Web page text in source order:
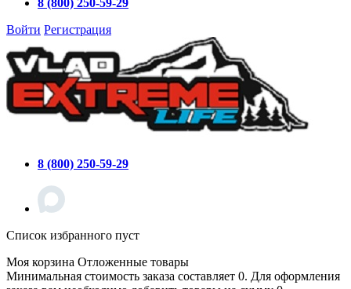
Войти Регистрация
8 (800) 250-59-29
Список избранного пуст
Моя корзина Отложенные товары
Минимальная стоимость заказа составляет 0. Для оформления